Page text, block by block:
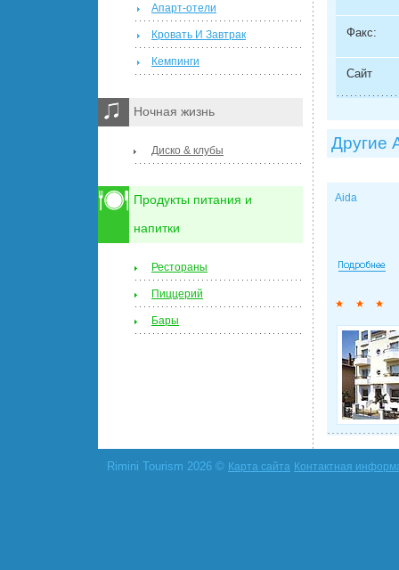
Факс:
Сайт
Другие
Aida
Апарт-отели
Кровать И Завтрак
Кемпинги
Ночная жизнь
Диско & клубы
Продукты питания и
напитки
Рестораны
Пиццерий
Бары
Rimini Tourism 2026 © Карта сайта Контактная